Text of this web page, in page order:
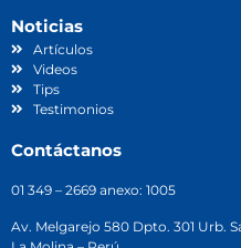
Noticias
Artículos
Videos
Tips
Testimonios
Contáctanos
01 349 – 2669 anexo: 1005
Av. Melgarejo 580 Dpto. 301 Urb.